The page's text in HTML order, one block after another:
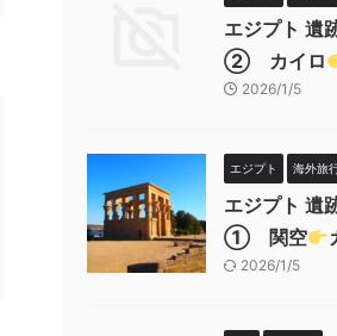
エジプト 遺
② カイロ
2026/1/5
エジプト 海外旅
エジプト 遺
➀ 関空
2026/1/5